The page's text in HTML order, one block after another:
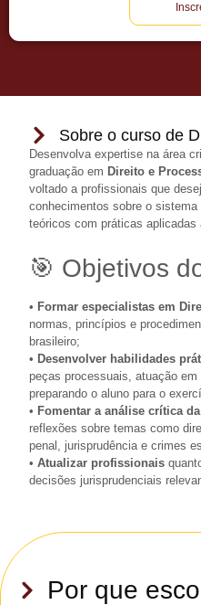
Sobre o curso de
Desenvolva expertise na área
graduação em Direito e
voltado a profissionais que
conhecimentos sobre o
teóricos com práticas aplicadas
🎯 Objetivos
• Formar especialistas em
normas, princípios e
brasileiro;
• Desenvolver habilidades
peças processuais, atuação
preparando o aluno para o
• Fomentar a análise crítica
reflexões sobre temas como
penal, jurisprudência e crimes
• Atualizar profissionais
decisões jurisprudenciais
Por que